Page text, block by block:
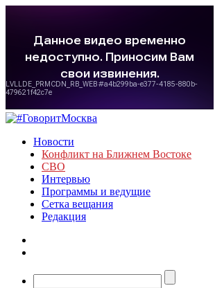
Новости
Конфликт на Ближнем Востоке
СВО
Интервью
Программы и ведущие
Сетка вещания
Редакция